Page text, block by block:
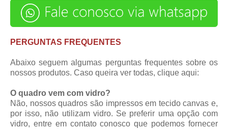
PERGUNTAS FREQUENTES
Abaixo seguem algumas perguntas frequentes sobre os
nossos produtos. Caso queira ver todas, clique aqui:
O quadro vem com vidro?
Não, nossos quadros são impressos em tecido canvas e,
por isso, não utilizam vidro. Se preferir uma opção com
vidro, entre em contato conosco que podemos fornecer